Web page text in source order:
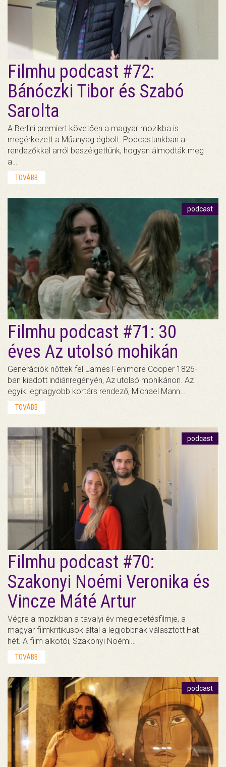
Filmhu podcast #72:
Bánóczki Tibor és Szabó
Sarolta
A Berlini premiert követően a magyar mozikba is
megérkezett a Műanyag égbolt. Podcastunkban a
rendezőkkel arról beszélgettünk, hogyan álmodták meg
a…
TOVÁBB
podcast
Filmhu podcast #71: 30
éves Az utolsó mohikán
Generációk nőttek fel James Fenimore Cooper 1826-
ban kiadott indiánregényén, Az utolsó mohikánon. Az
egyik legnagyobb kortárs rendező, Michael Mann…
TOVÁBB
podcast
Filmhu podcast #70:
Szakonyi Noémi Veronika és
Vincze Máté Artur
Végre a mozikban a tavalyi év meglepetésfilmje, a
magyar filmkritikusok által a legjobbnak választott Hat
hét. A film alkotói, Szakonyi Noémi…
TOVÁBB
podcast